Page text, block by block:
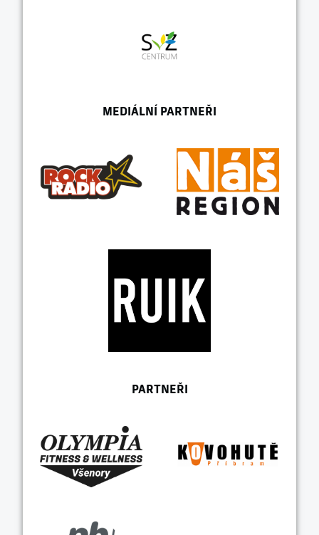
MEDIÁLNÍ PARTNEŘI
PARTNEŘI